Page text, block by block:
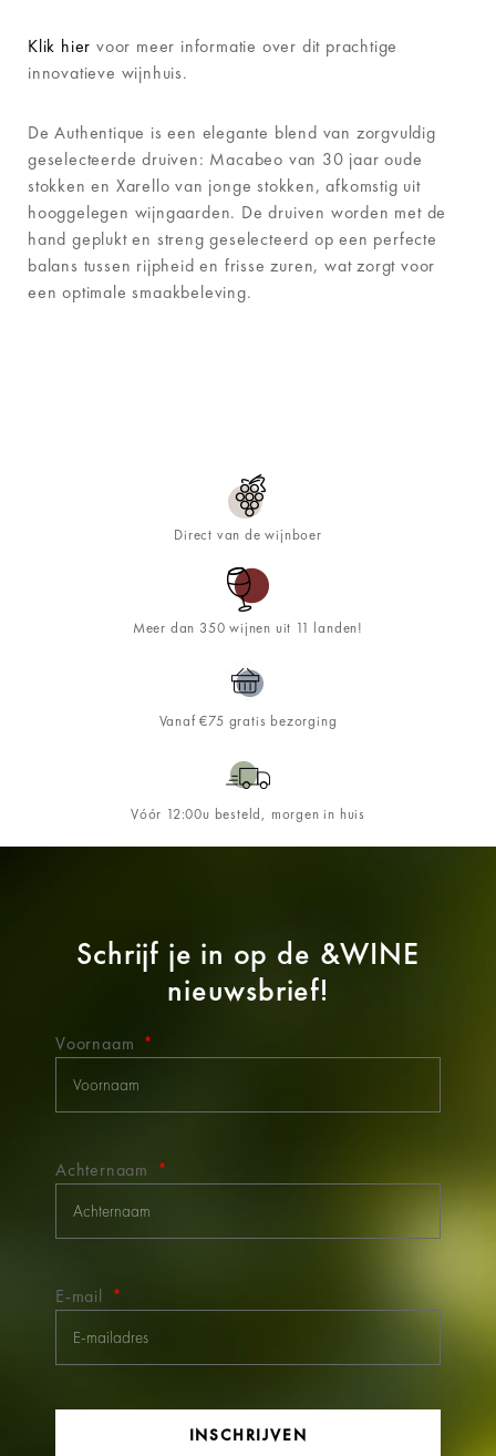
Klik hier voor meer informatie over dit prachtige
innovatieve wijnhuis.
De Authentique is een elegante blend van zorgvuldig
geselecteerde druiven: Macabeo van 30 jaar oude
stokken en Xarello van jonge stokken, afkomstig uit
hooggelegen wijngaarden. De druiven worden met de
hand geplukt en streng geselecteerd op een perfecte
balans tussen rijpheid en frisse zuren, wat zorgt voor
een optimale smaakbeleving.
Direct van de wijnboer
Meer dan 350 wijnen uit 11 landen!
Vanaf €75 gratis bezorging
Vóór 12:00u besteld, morgen in huis
Schrijf je in op de &WINE
nieuwsbrief!
Voornaam
Achternaam
E-mail
INSCHRIJVEN